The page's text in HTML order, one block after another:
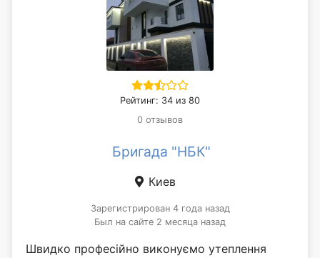
Рейтинг: 34 из 80
0 отзывов
Бригада "НБК"
Киев
Зарегистрирован 4 года назад
Был на сайте 2 месяца назад
Швидко професійно виконуємо утеплення